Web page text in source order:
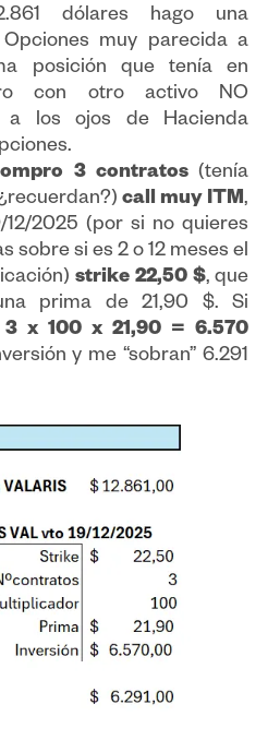
dólares hago una
muy parecida a
posición que tenía en
con otro activo NO
a los ojos de Hacienda
3 contratos(tenía
call muy ITM,
12/2025 (por si no quieres
sobre si es 2 o 12 meses el
strike 22,50 $, que
prima de 21,90 $. Si
3 x 100 x 21,90 = 6.570
y me “sobran” 6.291